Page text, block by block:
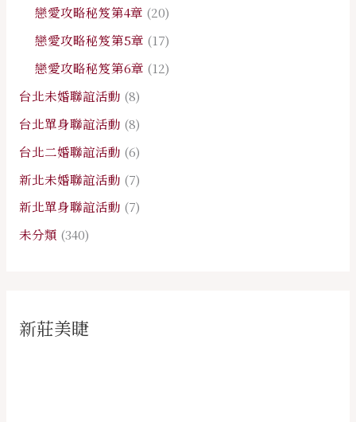
戀愛攻略秘笈第4章 (20)
戀愛攻略秘笈第5章 (17)
戀愛攻略秘笈第6章 (12)
台北未婚聯誼活動 (8)
台北單身聯誼活動 (8)
台北二婚聯誼活動 (6)
新北未婚聯誼活動 (7)
新北單身聯誼活動 (7)
未分類 (340)
新莊美睫